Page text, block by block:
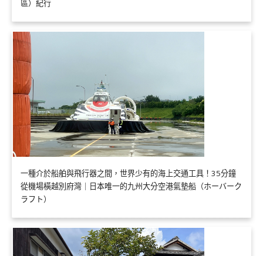
區）紀行
一種介於船舶與飛行器之間，世界少有的海上交通工具！35分鐘
從機場橫越別府灣｜日本唯一的九州大分空港氣墊船（ホーバーク
ラフト）